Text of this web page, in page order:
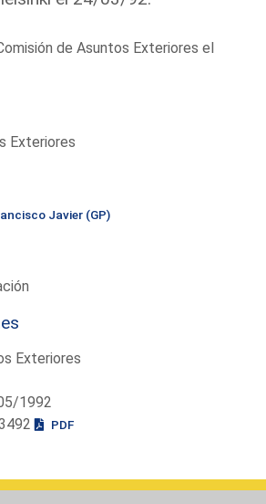
de Asuntos Exteriores el
Exteriores
Javier (GP)
Exteriores
1992
PDF